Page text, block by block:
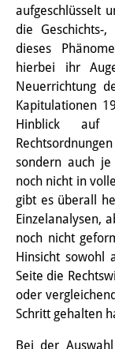
The
Please
Bandō
Special
Join us!
aufgeschlüsselt
die Geschichts-
dieses
hierbei ihr
Neuerrichtung
Kapitulationen
Hinblick auf
sondern auch
noch nicht in
gibt es überall
Einzelanalysen,
noch nicht
Hinsicht sowohl
Seite die
oder
Schritt gehalten
Bei der